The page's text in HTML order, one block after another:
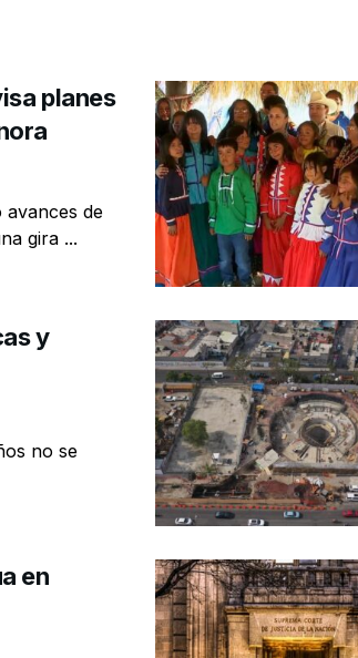
planes
avances de
gira ...
y
no se
en